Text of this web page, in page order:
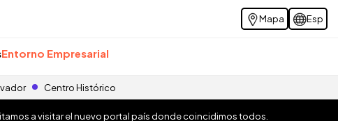
Mapa Esp
Entorno Empresarial
Centro Histórico
a visitar el nuevo portal país donde coincidimos todos.